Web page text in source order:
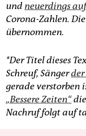
und neuerdings
Corona-Zahlen.
übernommen.
*Der Titel dieses
Schreuf, Sängerder
gerade verstorben
„Bessere Zeiten“die
Nachruf folgt auf